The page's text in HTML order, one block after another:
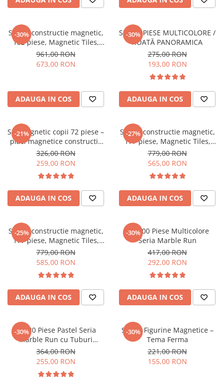
-30%
Set de constructie magnetic,
182 piese, Magnetic Tiles,
multicolore & pastel de forme
geometrice diferite, 2D, 3D
961,00 RON
673,00 RON
ADAUGA IN COS
-30%
SET 46 PIESE MULTICOLORE /
ROATĂ PANORAMICA
275,00 RON
193,00 RON
ADAUGA IN COS
-21%
Set magnetic copii 72 piese –
placi magnetice constructie
2D 3D
326,00 RON
259,00 RON
ADAUGA IN COS
-27%
Set de constructie magnetic,
177 piese, Magnetic Tiles,
Multicolor de forme
geometrice diferite, 2D, 3D
779,00 RON
565,00 RON
ADAUGA IN COS
-25%
Set de constructie magnetic,
177 piese, Magnetic Tiles,
Pastel de forme geometrice
diferite, 2D, 3D
779,00 RON
585,00 RON
ADAUGA IN COS
-30%
Set 100 Piese Multicolore
Seria Marble Run
417,00 RON
292,00 RON
ADAUGA IN COS
-30%
Set 80 Piese Pastel Seria
Marble Run cu Tuburi
Transparente
364,00 RON
255,00 RON
-30%
Set 10 Figurine Magnetice –
Tema Ferma
221,00 RON
155,00 RON